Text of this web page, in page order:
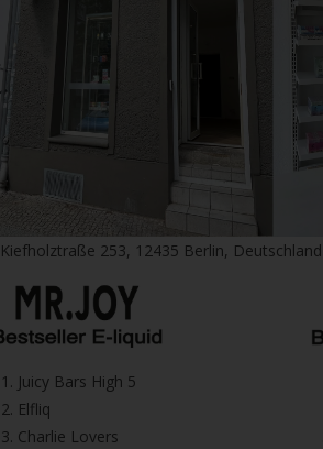
Kiefholztraße 253, 12435 Berlin, Deutschland
1.⁠ ⁠Juicy Bars High 5
2.⁠ ⁠⁠Elfliq
3.⁠ ⁠⁠Charlie Lovers